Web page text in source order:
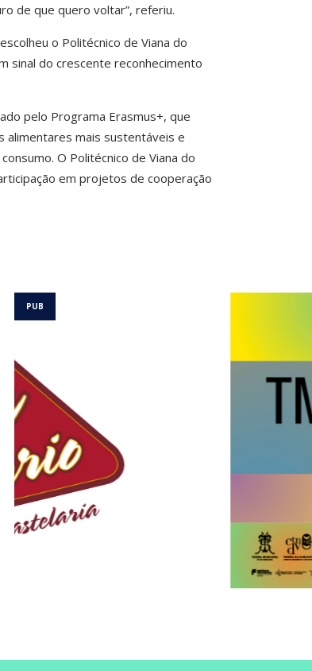
de que quero voltar”, referiu.
o Politécnico de Viana do
sinal do crescente reconhecimento
pelo Programa Erasmus+, que
mais sustentáveis e
O Politécnico de Viana do
em projetos de cooperação